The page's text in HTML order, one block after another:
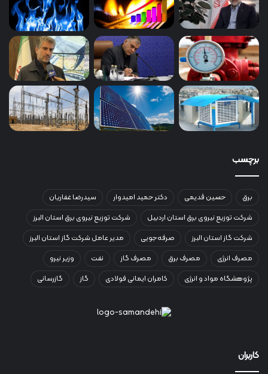
برچسب
برق حسین قدیمی دکتر حمید امیدوار
سیدرضا غفاریان
شرکت توزیع نیروی برق استان اردبیل
شرکت توزیع نیروی برق استان البرز
شرکت گاز استان البرز
صرفه‌جویی
مدیر عامل شرکت گاز استان البرز
مصرف انرژی
مصرف برق مصرف گاز نفت
وزیر نیرو
پژوهشگاه مواد و انرژی
کامران ایمانی فولادی گاز گازرسانی
کاربران